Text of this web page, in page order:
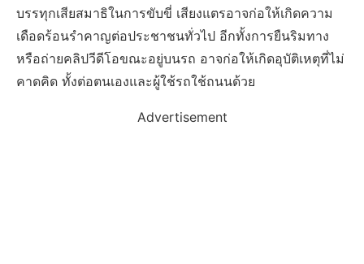
บรรทุกเสียสมาธิในการขับขี่ เสียงแตรอาจก่อให้เกิดความ
เดือดร้อนรำคาญต่อประชาชนทั่วไป อีกทั้งการยืนริมทาง
หรือถ่ายคลิปวีดีโอขณะอยู่บนรถ อาจก่อให้เกิดอุบัติเหตุที่ไม่
คาดคิด ทั้งต่อตนเองและผู้ใช้รถใช้ถนนด้วย
Advertisement